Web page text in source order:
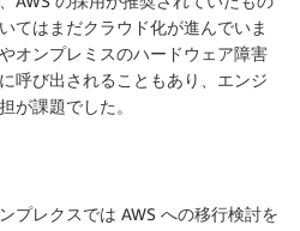
てはまだクラウド化が進んでいま
オンプレミスのハードウェア障害
呼び出されることもあり、エンジ
が課題でした。
プレクスでは AWS への移行検討を